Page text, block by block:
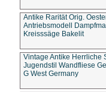
Antike Rarität Orig.
Antriebsmodell
Kreisssäge Bakelit
Vintage Antike Herrliche
Jugendstil Wandfliese
G West Germany